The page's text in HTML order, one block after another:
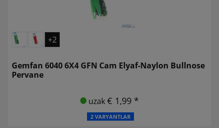
+2
Gemfan 6040 6X4 GFN Cam Elyaf-Naylon Bullnose
Pervane
uzak€ 1,99 *
2 VARYANTLAR